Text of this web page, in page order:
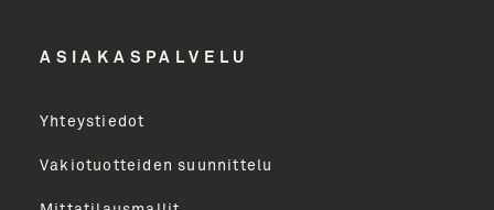
Yritys
ASIAKASPALVELU
Yhteystiedot
Vakiotuotteiden suunnittelu